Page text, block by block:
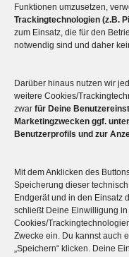
Funktionen umzusetzen,
Trackingtechnologien (z.B.
zum Einsatz, die für den
notwendig sind und daher
Darüber hinaus nutzen wir
weitere Cookies/
zwar für Deine
Marketingzwecken ggf.
Benutzerprofils und zur
Mit dem Anklicken des
Speicherung dieser
Endgerät und in den Einsatz
schließt Deine Einwilligung
Cookies/
Zwecke ein. Du kannst auch
„Speichern“ klicken. Deine
Mehr über die
 Unsere Hallen im